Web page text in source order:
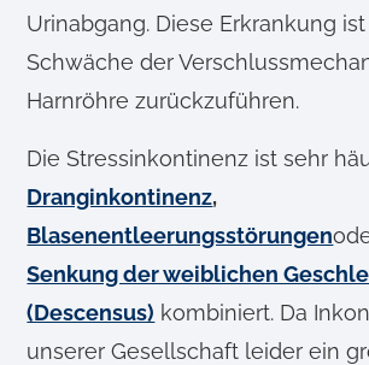
Urinabgang. Diese Erkrankung
Schwäche der
Harnröhre zurückzuführen.
Die Stressinkontinenz ist sehr
Dranginkontinenz,
Blasenentleerungsstörungen
Senkung der weiblichen
(Descensus) kombiniert. Da
unserer Gesellschaft leider ein